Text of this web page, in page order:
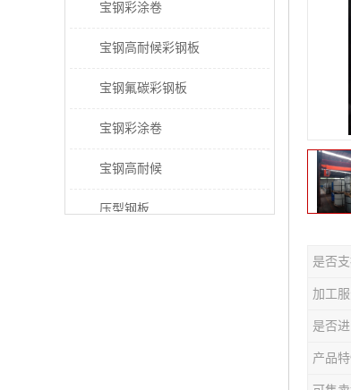
宝钢彩涂卷
宝钢高耐候彩钢板
宝钢氟碳彩钢板
宝钢彩涂卷
宝钢高耐候
压型钢板
是否
加工
是否进
产品